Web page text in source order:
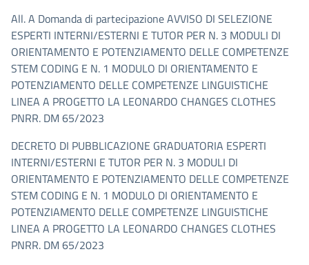
All. A Domanda di partecipazione AVVISO DI SELEZIONE
ESPERTI INTERNI/ESTERNI E TUTOR PER N. 3 MODULI DI
ORIENTAMENTO E POTENZIAMENTO DELLE COMPETENZE
STEM CODING E N. 1 MODULO DI ORIENTAMENTO E
POTENZIAMENTO DELLE COMPETENZE LINGUISTICHE
LINEA A PROGETTO LA LEONARDO CHANGES CLOTHES
PNRR. DM 65/2023
DECRETO DI PUBBLICAZIONE GRADUATORIA ESPERTI
INTERNI/ESTERNI E TUTOR PER N. 3 MODULI DI
ORIENTAMENTO E POTENZIAMENTO DELLE COMPETENZE
STEM CODING E N. 1 MODULO DI ORIENTAMENTO E
POTENZIAMENTO DELLE COMPETENZE LINGUISTICHE
LINEA A PROGETTO LA LEONARDO CHANGES CLOTHES
PNRR. DM 65/2023